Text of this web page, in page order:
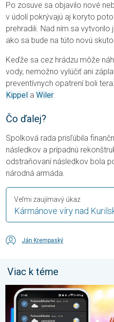
Po zosuve sa objavilo nové
v údolí pokrývajú aj koryto
prehradili. Nad ním sa vytvorilo
ako sa bude na túto novú
Keďže sa cez hrádzu môže
vody, nemožno vylúčiť ani
preventívnych opatrení boli
Kippel a Wiler.
Čo ďalej?
Spolková rada prisľúbila
následkov a prípadnú
odstraňovaní následkov bola
národná armáda.
Kármánove víry nad
Veľmi zaujímavý úkaz
Ján Krempaský
Viac k téme
Sledujeme pre vás počasie